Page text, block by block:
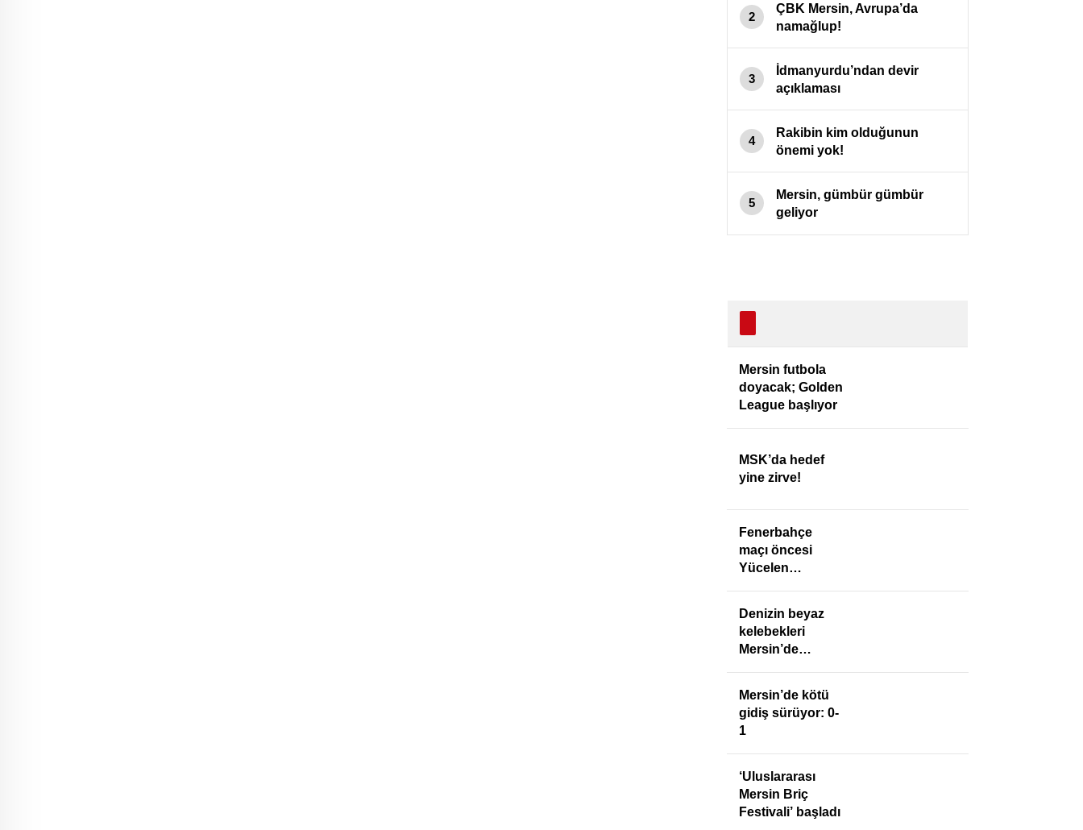
2
ÇBK Mersin, Avrupa’da
namağlup!
3
İdmanyurdu’ndan devir
açıklaması
4
Rakibin kim olduğunun
önemi yok!
5
Mersin, gümbür gümbür
geliyor
Mersin futbola
doyacak; Golden
League başlıyor
MSK’da hedef
yine zirve!
Fenerbahçe
maçı öncesi
Yücelen
Denizin beyaz
kelebekleri
Mersin’de
Mersin’de kötü
gidiş sürüyor: 0-
1
‘Uluslararası
Mersin Briç
Festivali’ başladı